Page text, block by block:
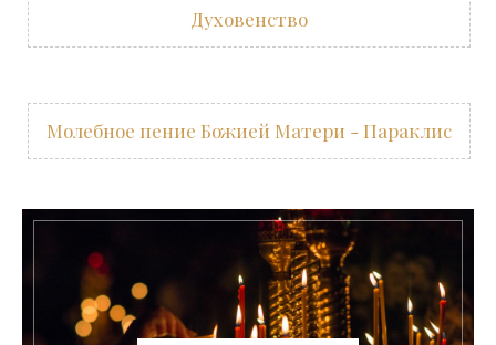
Духовенство
Молебное пение Божией Матери - Параклис